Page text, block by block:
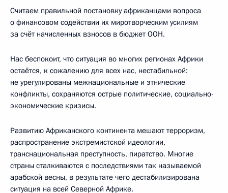
Считаем правильной постановку африканцами вопроса
о финансовом содействии их миротворческим усилиям
за счёт начисленных взносов в бюджет ООН.
Нас беспокоит, что ситуация во многих регионах Африки
остаётся, к сожалению для всех нас, нестабильной:
не урегулированы межнациональные и этнические
конфликты, сохраняются острые политические, социально-
экономические кризисы.
Развитию Африканского континента мешают терроризм,
распространение экстремистской идеологии,
транснациональная преступность, пиратство. Многие
страны сталкиваются с последствиями так называемой
арабской весны, в результате чего дестабилизирована
ситуация на всей Северной Африке.